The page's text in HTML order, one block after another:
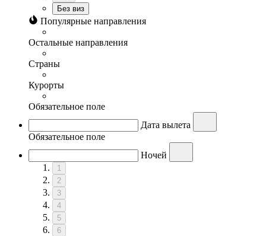
Без виз
Популярные направления
Остальные направления
Страны
Курорты
Обязательное поле
Дата вылета
Обязательное поле
Ночей
1
2
3
4
5
6